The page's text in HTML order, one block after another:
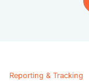
Reporting & Tracking